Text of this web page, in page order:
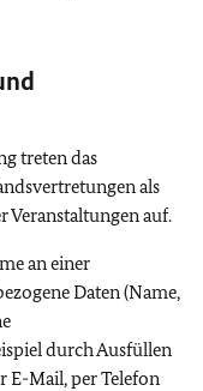
treten das
als
auf.
an einer
Daten (Name,
durch Ausfüllen
E-Mail, per Telefon